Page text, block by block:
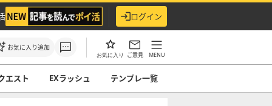
ログイン
お気に入り追加
お気に入り ご意見 MENU
エスト EXラッシュ テンプレ一覧